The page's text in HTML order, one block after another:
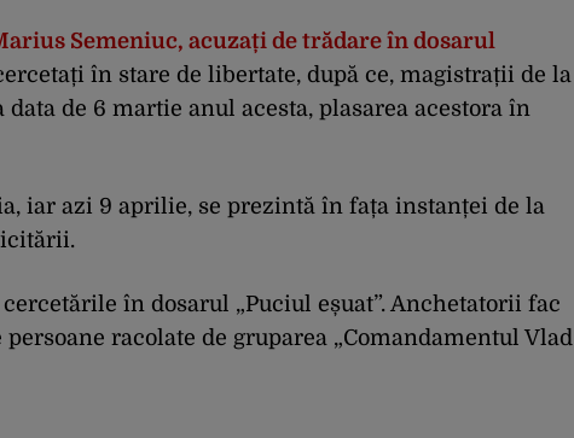
Semeniuc, acuzați de trădare în dosarul
în stare de libertate, după ce, magistrații de la
data de 6 martie anul acesta, plasarea acestora în
iar azi 9 aprilie, se prezintă în fața instanței de la
în dosarul „Puciul eșuat”. Anchetatorii fac
racolate de gruparea „Comandamentul Vlad